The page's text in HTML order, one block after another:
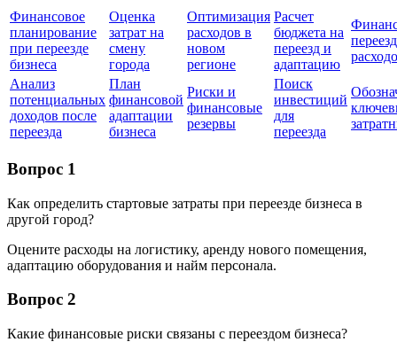
Финансовое
планирование
при переезде
бизнеса
Оценка
затрат на
смену
города
Оптимизация
расходов в
новом
регионе
Расчет
бюджета на
переезд и
адаптацию
Анализ
потенциальных
доходов после
переезда
План
финансовой
адаптации
бизнеса
Риски и
финансовые
резервы
Поиск
инвестиций
для
переезда
Вопрос 1
Как определить стартовые затраты при переезде бизнеса в
другой город?
Оцените расходы на логистику, аренду нового помещения,
адаптацию оборудования и найм персонала.
Вопрос 2
Какие финансовые риски связаны с переездом бизнеса?